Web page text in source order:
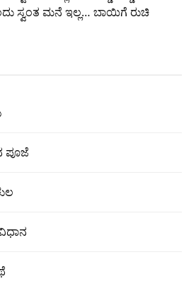
ಸ್ವಂತ ಮನೆ ಇಲ್ಲ… ಬಾಯಿಗೆ ರುಚಿ
ಪೂಜೆ
ವಿಧಾನ